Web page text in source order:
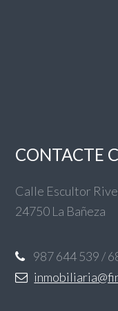
CONTACTE
Calle Escultor
24750 La Bañeza
987 644 539 /